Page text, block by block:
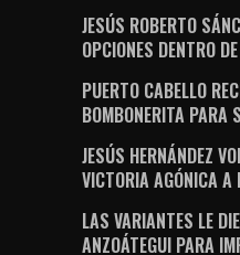
JESÚS ROBERTO
OPCIONES DENTRO
PUERTO CABELLO
BOMBONERITA PARA
JESÚS HERNÁNDEZ
VICTORIA AGÓNICA A
LAS VARIANTES LE
ANZOÁTEGUI PARA